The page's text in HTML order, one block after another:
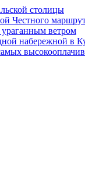
столицы
Честного
ветром
набережной в